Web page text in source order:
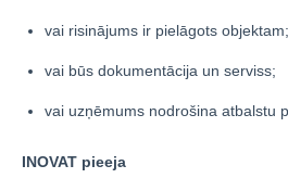
vai risinājums ir pielāgots objektam;
vai būs dokumentācija un serviss;
vai uzņēmums nodrošina atbalstu
INOVAT pieeja